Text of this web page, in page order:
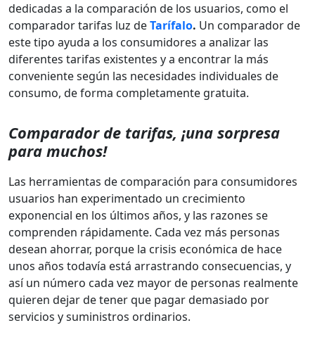
dedicadas a la comparación de los usuarios, como el
comparador tarifas luz deTarífalo. Un comparador de
este tipo ayuda a los consumidores a analizar las
diferentes tarifas existentes y a encontrar la más
conveniente según las necesidades individuales de
consumo, de forma completamente gratuita.
Comparador de tarifas, ¡una sorpresa
para muchos!
Las herramientas de comparación para consumidores
usuarios han experimentado un crecimiento
exponencial en los últimos años, y las razones se
comprenden rápidamente. Cada vez más personas
desean ahorrar, porque la crisis económica de hace
unos años todavía está arrastrando consecuencias, y
así un número cada vez mayor de personas realmente
quieren dejar de tener que pagar demasiado por
servicios y suministros ordinarios.